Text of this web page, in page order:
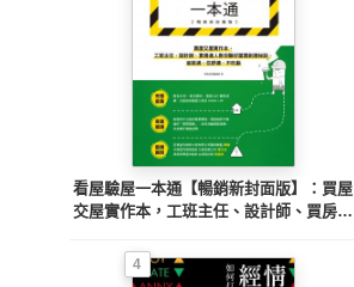
看屋驗屋一本通【暢銷新封面版】：買屋
交屋實作本，工班主任、設計師、買房達
適、不吃虧
4